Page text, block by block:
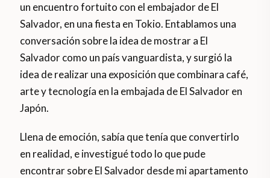
un encuentro fortuito con el embajador de El
Salvador, en una fiesta en Tokio. Entablamos una
conversación sobre la idea de mostrar a El
Salvador como un país vanguardista, y surgió la
idea de realizar una exposición que combinara café,
arte y tecnología en la embajada de El Salvador en
Japón.
Llena de emoción, sabía que tenía que convertirlo
en realidad, e investigué todo lo que pude
encontrar sobre El Salvador desde mi apartamento